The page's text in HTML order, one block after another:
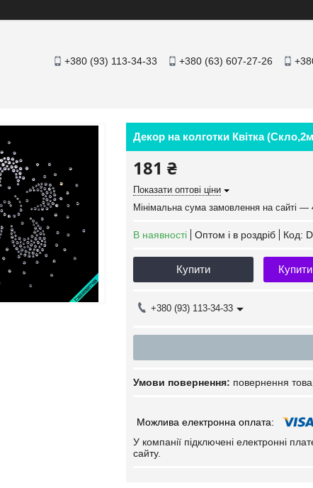
+380 (93) 113-34-33 +380 (63) 607-27-26
Декор на колготки Квітка
181 ₴
Показати оптові ціни
Мінімальна сума замовлення на сайті —
В наявності Оптом і в роздріб Код:
Купити
+380 (93) 113-34-33
повернення
У компанії підключені електронні
сайту.